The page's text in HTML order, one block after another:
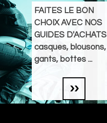
FAITES LE BON
CHOIX AVEC NOS
GUIDES D'ACHATS
casques, blousons,
gants, bottes ...